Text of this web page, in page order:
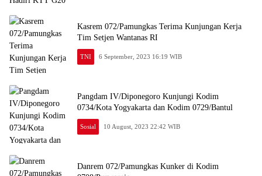
Kasrem 072/Pamungkas Terima Kunjungan Kerja
Tim Setjen Wantanas RI
TNI 6 September, 2023 16:19 WIB
Pangdam IV/Diponegoro Kunjungi Kodim
0734/Kota Yogyakarta dan Kodim 0729/Bantul
Sosial 10 August, 2023 22:42 WIB
Danrem 072/Pamungkas Kunker di Kodim